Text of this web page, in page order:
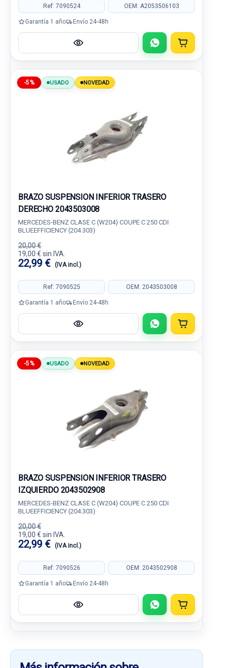
Ref: 7090524 OEM: A2053506103
Garantía 1 año Envío 24-48h
-5% USADO NOVEDAD
BRAZO SUSPENSION INFERIOR TRASERO
DERECHO 2043503008
MERCEDES-BENZ CLASE C (W204) COUPE C 250 CDI
BLUEEFFICIENCY (204.303)
20,00 €
19,00 € sin IVA.
22,99 € (IVA incl.)
Ref: 7090525 OEM: 2043503008
Garantía 1 año Envío 24-48h
-5% USADO NOVEDAD
BRAZO SUSPENSION INFERIOR TRASERO
IZQUIERDO 2043502908
MERCEDES-BENZ CLASE C (W204) COUPE C 250 CDI
BLUEEFFICIENCY (204.303)
20,00 €
19,00 € sin IVA.
22,99 € (IVA incl.)
Ref: 7090526 OEM: 2043502908
Garantía 1 año Envío 24-48h